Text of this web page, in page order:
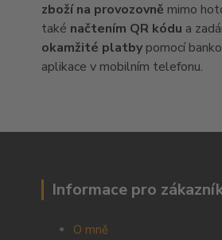
zboží na provozovně mimo
také načtením QR kódu a
okamžité platby pomocí
aplikace v mobilním telefonu.
Informace pro
O mně